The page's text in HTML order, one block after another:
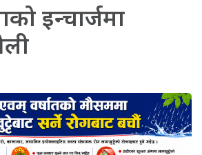
इन्चार्जमा